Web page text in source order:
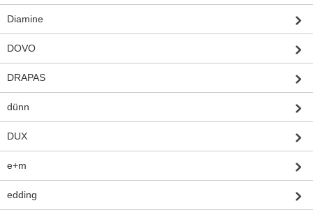
Diamine
DOVO
DRAPAS
dünn
DUX
e+m
edding